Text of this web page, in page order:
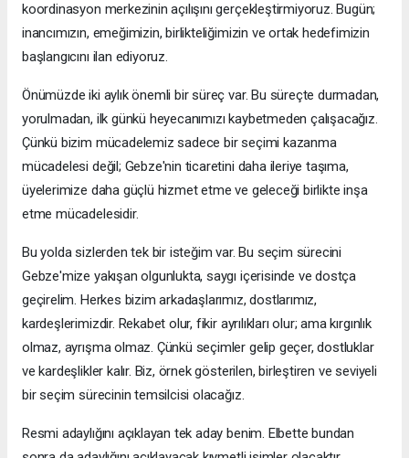
koordinasyon merkezinin açılışını gerçekleştirmiyoruz. Bugün;
inancımızın, emeğimizin, birlikteliğimizin ve ortak hedefimizin
başlangıcını ilan ediyoruz.
Önümüzde iki aylık önemli bir süreç var. Bu süreçte durmadan,
yorulmadan, ilk günkü heyecanımızı kaybetmeden çalışacağız.
Çünkü bizim mücadelemiz sadece bir seçimi kazanma
mücadelesi değil; Gebze'nin ticaretini daha ileriye taşıma,
üyelerimize daha güçlü hizmet etme ve geleceği birlikte inşa
etme mücadelesidir.
Bu yolda sizlerden tek bir isteğim var. Bu seçim sürecini
Gebze'mize yakışan olgunlukta, saygı içerisinde ve dostça
geçirelim. Herkes bizim arkadaşlarımız, dostlarımız,
kardeşlerimizdir. Rekabet olur, fikir ayrılıkları olur; ama kırgınlık
olmaz, ayrışma olmaz. Çünkü seçimler gelip geçer, dostluklar
ve kardeşlikler kalır. Biz, örnek gösterilen, birleştiren ve seviyeli
bir seçim sürecinin temsilcisi olacağız.
Resmi adaylığını açıklayan tek aday benim. Elbette bundan